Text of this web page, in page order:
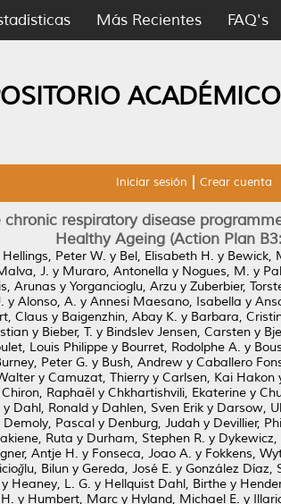
Más Recientes FAQ's
Iniciar sesión Crear cuenta
respiratory disease
Healthy Ageing (Action Plan
Hellings, Peter W. y Bel, Elisabeth H. y Bewick,
J. y Muraro, Antonella y Nogues, M. y
Arunas y Yorgancioglu, Arzu y Zuberbier,
y Alonso, A. y Annesi Maesano, Isabella y
Claus y Baigenzhin, Abay K. y Barbara,
y Bieber, T. y Bindslev Jensen, Carsten y
Louis Philippe y Bourret, Rodolphe A. y
Peter G. y Bush, Andrew y Caballero
y Camuzat, Thierry y Carlsen, Kai Hakon
Chiron, Raphaël y Chkhartishvili, Ekaterine y
y Dahl, Ronald y Dahlen, Sven Erik y Darsow,
Demoly, Pascal y Denburg, Judah y Devillier,
Ruta y Durham, Stephen R. y
Antje H. y Fonseca, Joao A. y Fokkens,
Bilun y Gereda, José E. y González Díaz,
y Heaney, L. G. y Hellquist Dahl, Birthe y
y Humbert, Marc y Hyland, Michael E. y